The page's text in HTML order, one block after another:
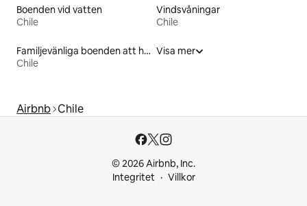
Boenden vid vatten
Chile
Vindsvåningar
Chile
Familjevänliga boenden att hyra
Chile
Visa mer
Airbnb Chile
© 2026 Airbnb, Inc.
Integritet
Villkor